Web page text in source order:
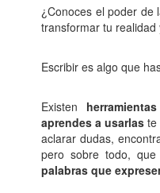
¿Conoces el poder de
transformar tu
Escribir es algo que
Existen
aprendes a usarlas te
aclarar dudas,
pero sobre todo, que
palabras que